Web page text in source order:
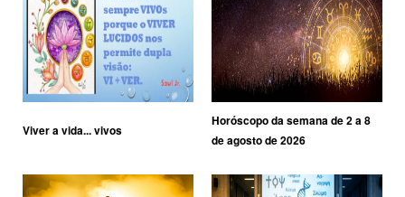
Viver a vida... vivos
Horóscopo da semana de 2 a 8
de agosto de 2026